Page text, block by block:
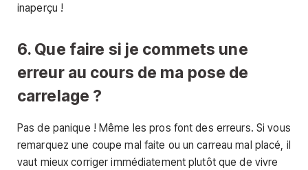
inaperçu !
6. Que faire si je commets une
erreur au cours de ma pose de
carrelage ?
Pas de panique ! Même les pros font des erreurs. Si vous
remarquez une coupe mal faite ou un carreau mal placé, il
vaut mieux corriger immédiatement plutôt que de vivre